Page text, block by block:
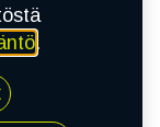
6 HP XL
.